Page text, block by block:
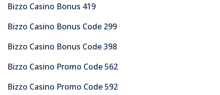
Bizzo Casino Bonus 419
Bizzo Casino Bonus Code 299
Bizzo Casino Bonus Code 398
Bizzo Casino Promo Code 562
Bizzo Casino Promo Code 592